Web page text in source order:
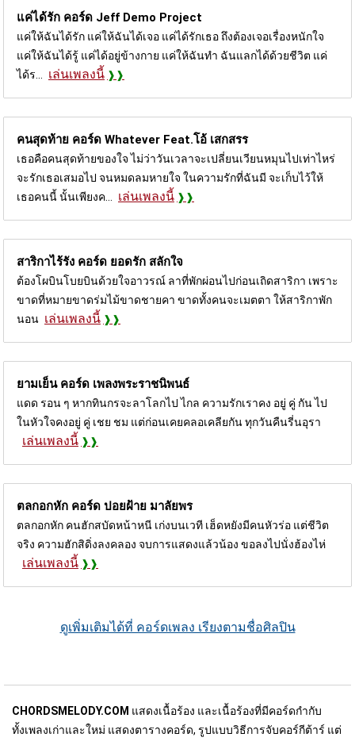
แค่ได้รัก คอร์ด Jeff Demo Project
แค่ให้ฉันได้รัก แค่ให้ฉันได้เจอ แค่ได้รักเธอ ถึงต้องเจอเรื่องหนักใจ
แค่ให้ฉันได้รู้ แค่ได้อยู่ข้างกาย แค่ให้ฉันทำ ฉันแลกได้ด้วยชีวิต แค่
ได้ร...
เล่นเพลงนี้
คนสุดท้าย คอร์ด Whatever Feat.โอ้ เสกสรร
เธอคือคนสุดท้ายของใจ ไม่ว่าวันเวลาจะเปลี่ยนเวียนหมุนไปเท่าไหร่
จะรักเธอเสมอไป จนหมดลมหายใจ ในความรักที่ฉันมี จะเก็บไว้ให้
เธอคนนี้ นั้นเพียงค...
เล่นเพลงนี้
สาริกาไร้รัง คอร์ด ยอดรัก สลักใจ
ต้องโผบินโบยบินด้วยใจอาวรณ์ ลาที่พักผ่อนไปก่อนเถิดสาริกา เพราะ
ขาดที่หมายขาดร่มไม้ขาดชายคา ขาดทั้งคนจะเมตตา ให้สาริกาพัก
นอน เล่นเพลงนี้
ยามเย็น คอร์ด เพลงพระราชนิพนธ์
แดด รอน ๆ หากทินกรจะลาโลกไป ไกล ความรักเราคง อยู่ คู่ กัน ไป
ในหัวใจคงอยู่ คู่ เชย ชม แต่ก่อนเคยคลอเคลียกัน ทุกวันคืนรี่นอุรา
เล่นเพลงนี้
ตลกอกหัก คอร์ด ปอยฝ้าย มาลัยพร
ตลกอกหัก คนฮักสบัดหน้าหนี เก่งบนเวที เฮ็ดหยังมีคนหัวร่อ แต่ชีวิต
จริง ความฮักสิดิ่งลงคลอง จบการแสดงแล้วน้อง ขอลงไปนั่งฮ้องไห่
เล่นเพลงนี้
ดูเพิ่มเติมได้ที่ คอร์ดเพลง เรียงตามชื่อศิลปิน
CHORDSMELODY.COM แสดงเนื้อร้อง และเนื้อร้องที่มีคอร์ดกำกับ
ทั้งเพลงเก่าและใหม่ แสดงตารางคอร์ด, รูปแบบวิธีการจับคอร์กีต้าร์ แต่